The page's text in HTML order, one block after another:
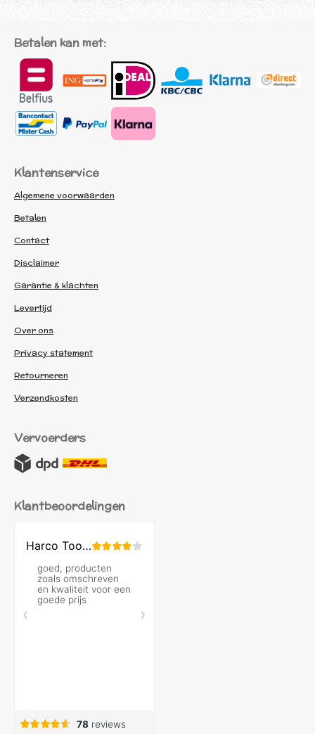
Betalen kan met:
Klantenservice
Algemene voorwaarden
Betalen
Contact
Disclaimer
Garantie & klachten
Levertijd
Over ons
Privacy statement
Retourneren
Verzendkosten
Vervoerders
Klantbeoordelingen